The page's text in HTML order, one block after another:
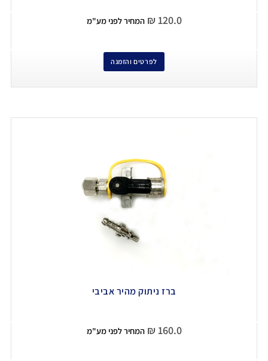
₪ 120.0 המחיר לפני מע"מ
לפרטים והזמנה
ברז ניתוק מהיר אביבי
₪ 160.0 המחיר לפני מע"מ